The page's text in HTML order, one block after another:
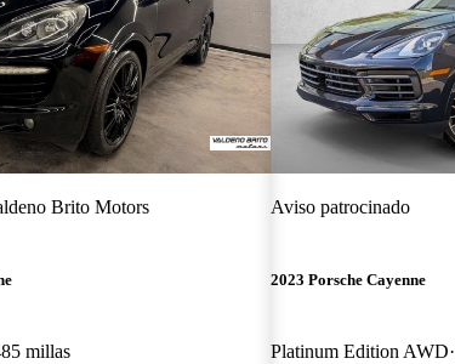
Brito Motors
millas
Aviso patrocinado
2023 Porsche Cayenne
Platinum Edition AWD